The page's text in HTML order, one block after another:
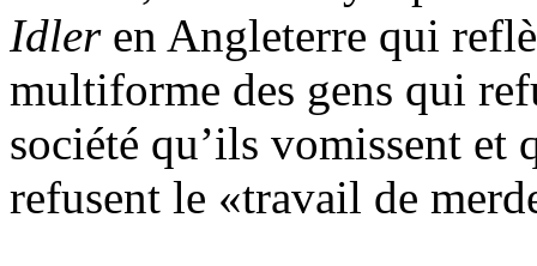
Idleren Angleterre qui
multiforme des gens qui
société qu’ils vomissent
refusent le «travail de